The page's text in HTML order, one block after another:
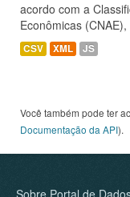
acordo com a
Econômicas
CSV XML JS
Você também pode ter
Documentação da API).
Sobre Portal de